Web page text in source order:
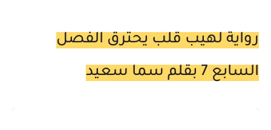
رواية لهيب قلب يحترق الفصل
السابع 7 بقلم سما سعيد